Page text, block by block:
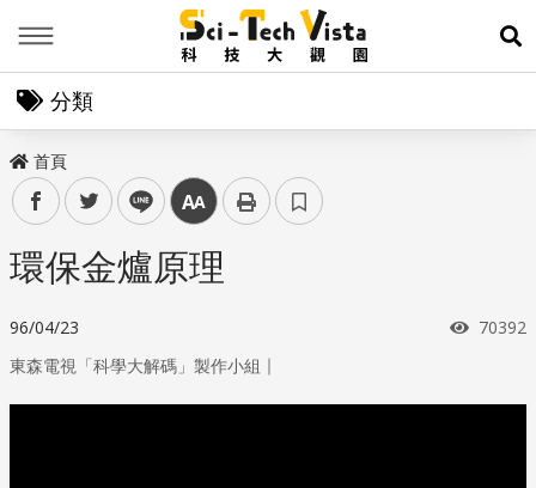
展
分類
首頁
facebooktwitter line 中
環保金爐原理
96/04/23 瀏覽次
70392
東森電視「科學大解碼」製作小組 ｜